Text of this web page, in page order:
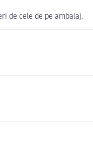
de cele de pe ambalaj.